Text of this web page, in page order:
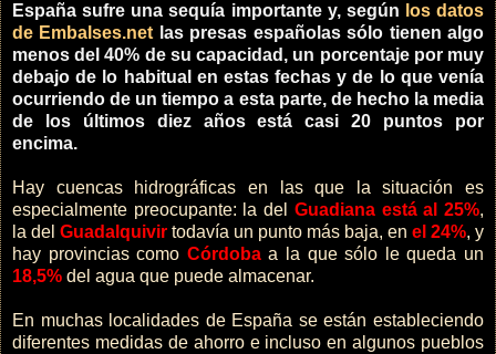
España sufre una sequía importante y, según los datos
de Embalses.net las presas españolas sólo tienen algo
menos del 40% de su capacidad, un porcentaje por muy
debajo de lo habitual en estas fechas y de lo que venía
ocurriendo de un tiempo a esta parte, de hecho la media
de los últimos diez años está casi 20 puntos por
encima.
Hay cuencas hidrográficas en las que la situación es
especialmente preocupante: la del Guadiana está al 25%,
la del Guadalquivir todavía un punto más baja, en el 24%, y
hay provincias como Córdobaa la que sólo le queda un
18,5% del agua que puede almacenar.
En muchas localidades de España se están estableciendo
diferentes medidas de ahorro e incluso en algunos pueblos